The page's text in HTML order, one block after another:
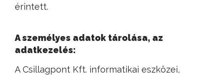
érintett.
A személyes adatok tárolása, az
adatkezelés:
A Csillagpont Kft. informatikai eszközei,